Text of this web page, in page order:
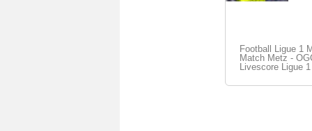
Football Ligue 1
Match Metz -
Livescore Ligue